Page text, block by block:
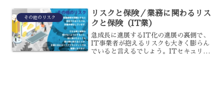
てにすることもあります。そ...
その他のリスク
リスクと保険／業務に関わるリス
クと保険（IT業）
急成長に進展するIT化の進展の裏側で、
IT事業者が抱えるリスクも大きく膨らん
でいると言えるでしょう。ITセキュリテ